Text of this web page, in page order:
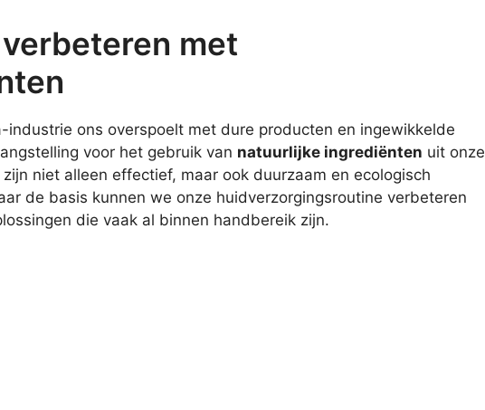
met
ons overspoelt met dure producten en ingewikkelde
voor het gebruik van natuurlijke ingrediënten uit onze
niet alleen effectief, maar ook duurzaam en ecologisch
de basis kunnen we onze huidverzorgingsroutine verbeteren
die vaak al binnen handbereik zijn.